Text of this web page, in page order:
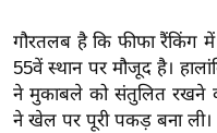
सा
ल
बे
गौरतलब है कि फीफा रैंकिंग
55वें स्थान पर मौजूद है।
ने मुकाबले को संतुलित रखने
ने खेल पर पूरी पकड़ बना ली।